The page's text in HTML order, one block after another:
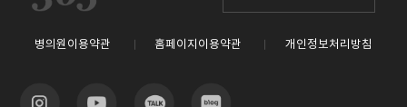
병의원이용약관 홈페이지이용약관 개인정보처리방침